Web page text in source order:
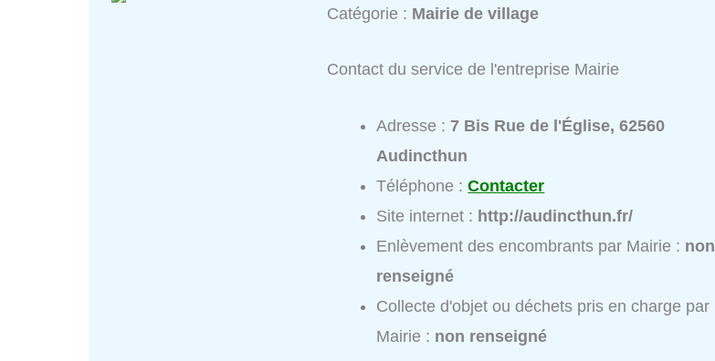
Catégorie : Mairie de village
Contact du service de l'entreprise Mairie
Adresse :7 Bis Rue de l'Église, 62560
Audincthun
Téléphone :Contacter
Site internet : http://audincthun.fr/
Enlèvement des encombrants par Mairie : non
renseigné
Collecte d'objet ou déchets pris en charge par
Mairie : non renseigné